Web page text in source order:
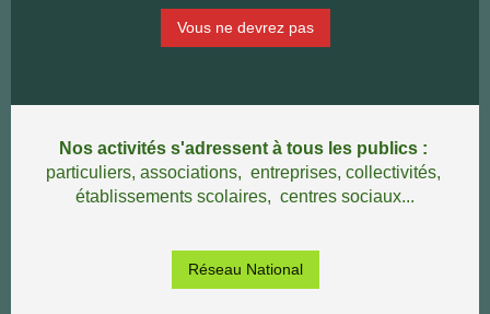
Vous ne devrez pas
Nos activités s'adressent à tous les publics :
particuliers, associations, entreprises, collectivités,
établissements scolaires, centres sociaux...
Réseau National